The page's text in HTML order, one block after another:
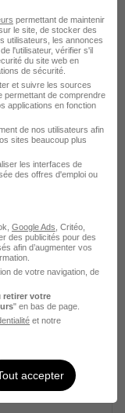
le 05/06/26
H/F
le 05/06/26
H/F
permettant de maintenir
le site, de stocker des
utilisateurs, les annonces
l'utilisateur, vérifier s'il
du site web en
de sécurité.
et suivre les sources
permettant de comprendre
applications en fonction
de nos utilisateurs afin
sites beaucoup plus
les interfaces de
des offres d'emploi ou
Google Ads , Critéo,
des publicités pour des
afin d’augmenter vos
de votre navigation, de
retirer votre
" en bas de page.
et notre
accepter